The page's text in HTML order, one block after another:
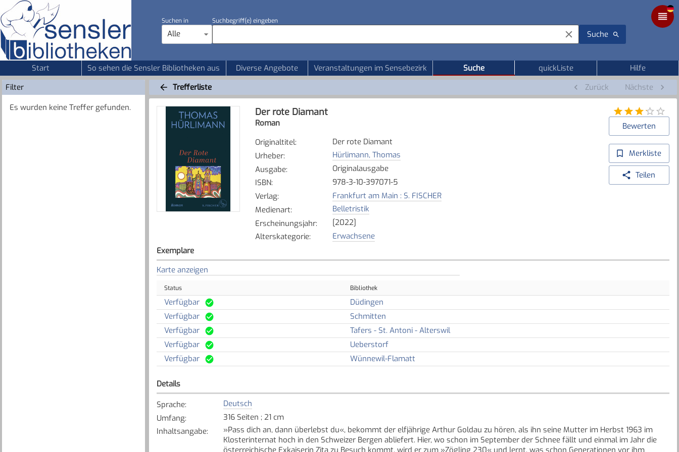
Suchen in
Alle
Suchbegriff(e) eingeben
Suche
Start So sehen die Sensler Bibliotheken aus Diverse Angebote Veranstaltungen im Sensebezirk Suche quickListe
Hilfe
Filter
Es wurden keine Treffer gefunden.
Trefferliste Zurück Nächste
Der rote Diamant
Roman
Originaltitel:
Der rote Diamant
Urheber:
Hürlimann, Thomas
Ausgabe:
Originalausgabe
ISBN:
978-3-10-397071-5
Verlag:
Frankfurt am Main : S. FISCHER
Medienart:
Belletristik
Erscheinungsjahr:
[2022]
Alterskategorie: Erwachsene
Bewerten
Merkliste
Teilen
Exemplare
Karte anzeigen
Status Bibliothek
Verfügbar
Düdingen
Verfügbar
Schmitten
Verfügbar
Tafers - St. Antoni - Alterswil
Verfügbar
Ueberstorf
Verfügbar
Wünnewil-Flamatt
Details
Sprache:
Deutsch
Umfang:
316 Seiten ; 21 cm
Inhaltsangabe:
»Pass dich an, dann überlebst du«, bekommt der elfjährige Arthur Goldau zu hören, als ihn seine Mutter im Herbst 1963 im
Klosterinternat hoch in den Schweizer Bergen abliefert. Hier, wo schon im September der Schnee fällt und einmal im Jahr die